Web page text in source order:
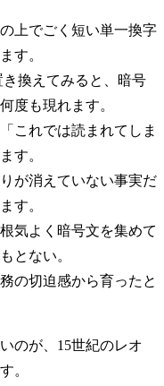
上でごく短い単一換字
す。
換えてみると、暗号
度も現れます。
これでは読まれてしま
す。
が消えていない事実だ
す。
気よく暗号文を集めて
とない。
の切迫感から育ったと
のが、15世紀のレオ
。